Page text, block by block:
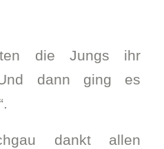
die Jungs ihr
dann ging es
dankt allen